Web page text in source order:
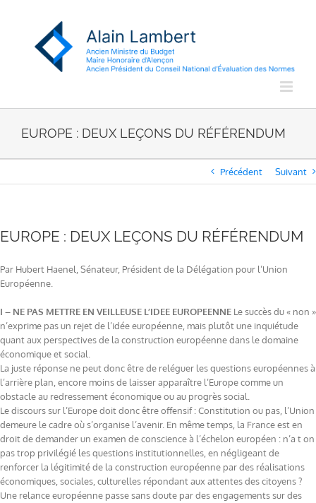
EUROPE : DEUX LEÇONS DU RÉFÉRENDUM
Précédent Suivant
EUROPE : DEUX LEÇONS DU RÉFÉRENDUM
Par Hubert Haenel, Sénateur, Président de la Délégation pour l’Union
Européenne.
I – NE PAS METTRE EN VEILLEUSE L’IDEE EUROPEENNE Le succès du « non »
n’exprime pas un rejet de l’idée européenne, mais plutôt une inquiétude
quant aux perspectives de la construction européenne dans le domaine
économique et social.
La juste réponse ne peut donc être de reléguer les questions européennes à
l’arrière plan, encore moins de laisser apparaître l’Europe comme un
obstacle au redressement économique ou au progrès social.
Le discours sur l’Europe doit donc être offensif : Constitution ou pas, l’Union
demeure le cadre où s’organise l’avenir. En même temps, la France est en
droit de demander un examen de conscience à l’échelon européen : n’a t on
pas trop privilégié les questions institutionnelles, en négligeant de
renforcer la légitimité de la construction européenne par des réalisations
économiques, sociales, culturelles répondant aux attentes des citoyens ?
Une relance européenne passe sans doute par des engagements sur des